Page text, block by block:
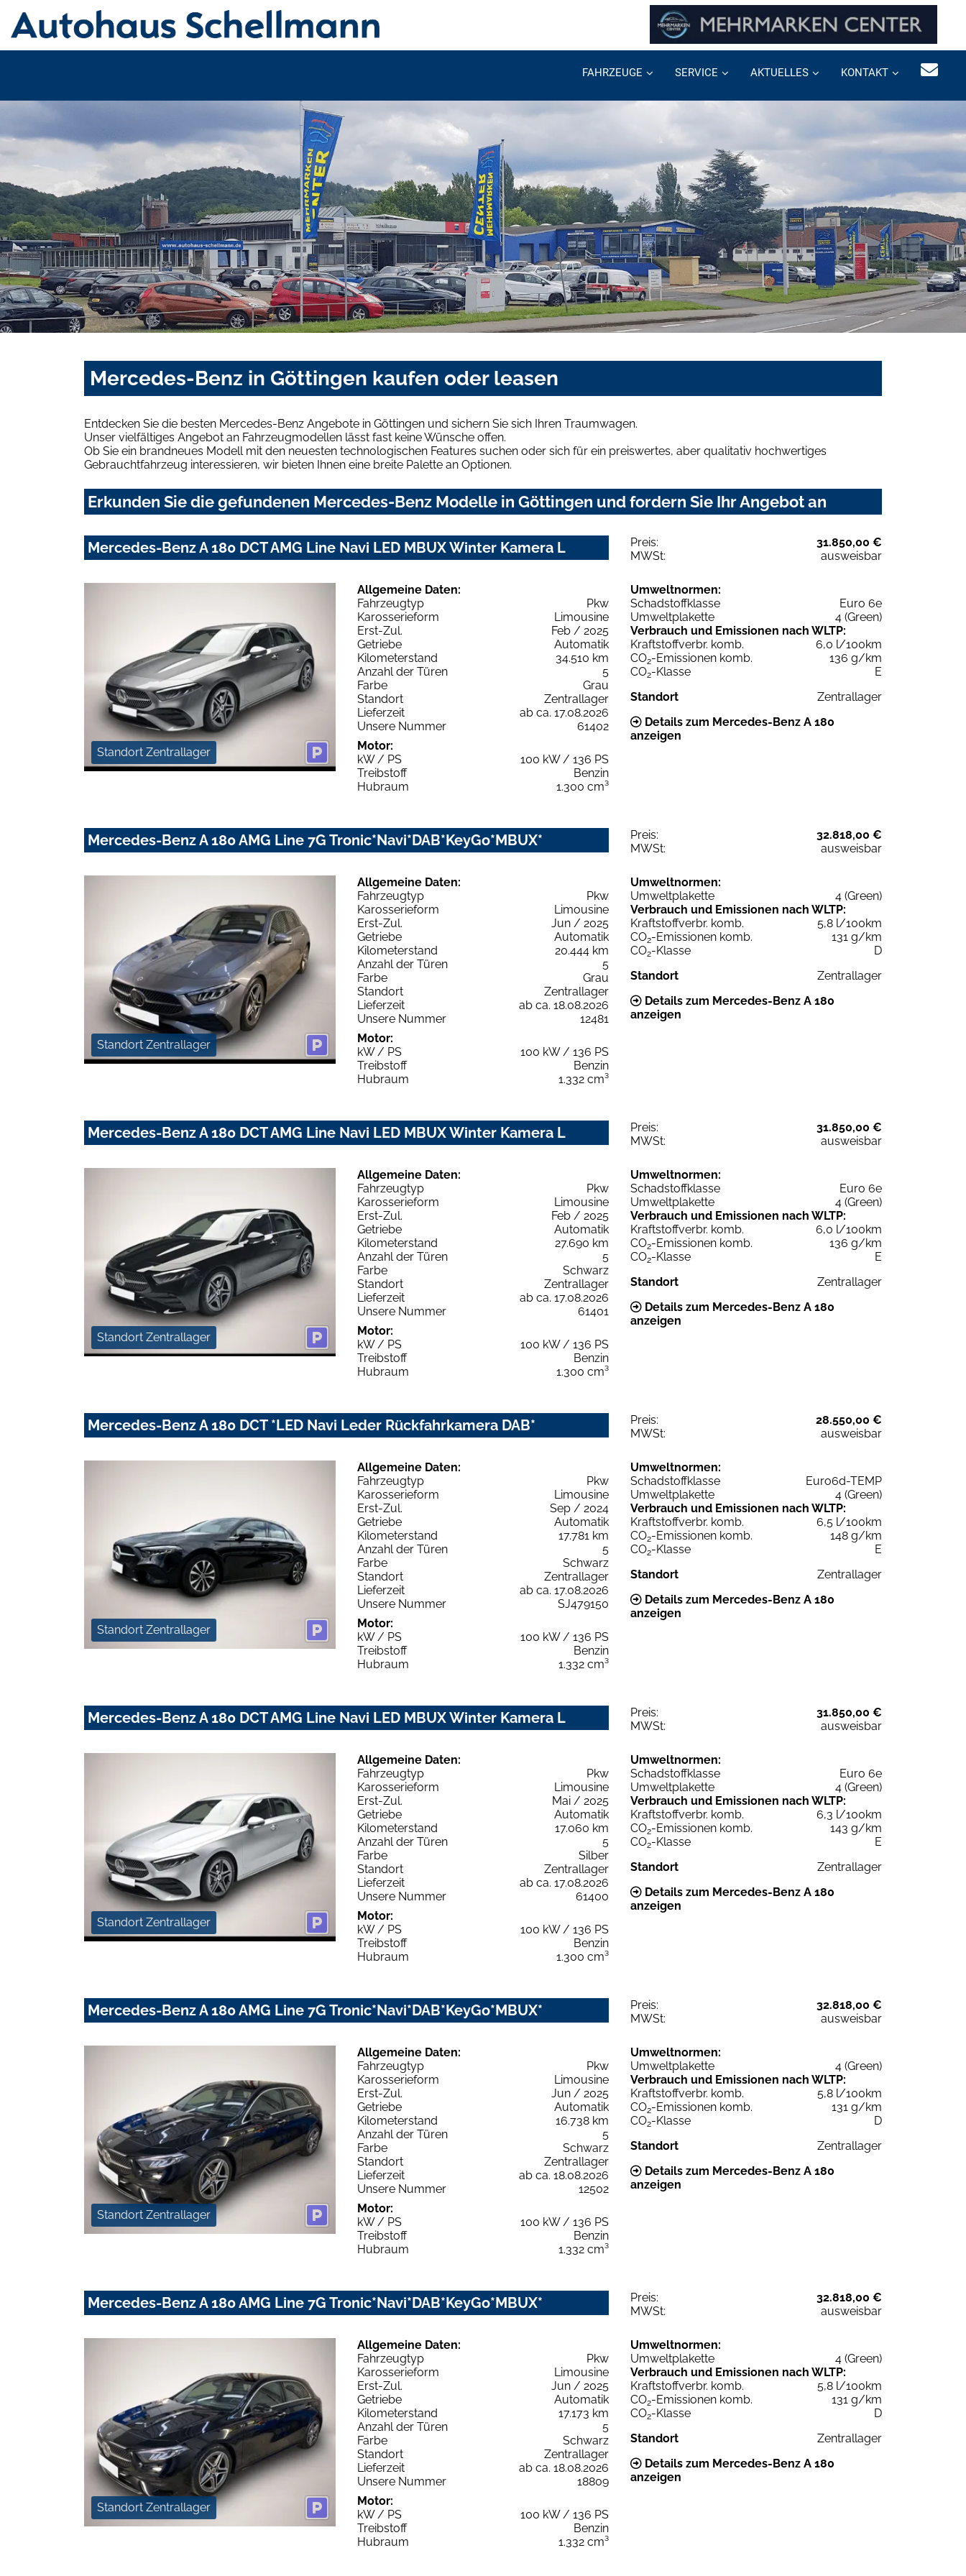
FAHRZEUGE SERVICE AKTUELLES KONTAKT
Mercedes-Benz in Göttingen kaufen oder leasen
Entdecken Sie die besten Mercedes-Benz Angebote in Göttingen und sichern Sie sich Ihren Traumwagen.
Unser vielfältiges Angebot an Fahrzeugmodellen lässt fast keine Wünsche offen.
Ob Sie ein brandneues Modell mit den neuesten technologischen Features suchen oder sich für ein preiswertes, aber qualitativ hochwertiges
Gebrauchtfahrzeug interessieren, wir bieten Ihnen eine breite Palette an Optionen.
Erkunden Sie die gefundenen Mercedes-Benz Modelle in Göttingen und fordern Sie Ihr Angebot an
Mercedes-Benz A 180 DCT AMG Line Navi LED MBUX Winter Kamera L Preis:
31.850,00 €
MWSt:
ausweisbar
Standort Zentrallager
Allgemeine Daten:
Fahrzeugtyp
Pkw
Karosserieform
Limousine
Erst-Zul.
Feb / 2025
Getriebe
Automatik
Kilometerstand
34.510 km
Anzahl der Türen
5
Farbe
Grau
Standort
Zentrallager
Lieferzeit
ab ca. 17.08.2026
Unsere Nummer
61402
Motor:
kW / PS
100 kW / 136 PS
Treibstoff
Benzin
Hubraum
1.300 cm³
Umweltnormen:
Schadstoffklasse
Euro 6e
Umweltplakette
4 (Green)
Verbrauch und Emissionen nach WLTP:
Kraftstoffverbr. komb.
6,0 l/100km
CO2-Emissionen komb.
136 g/km
CO2-Klasse
E
Standort
Zentrallager
Details zum Mercedes-Benz A 180
anzeigen
Mercedes-Benz A 180 AMG Line 7G Tronic*Navi*DAB*KeyGo*MBUX* Preis:
32.818,00 €
MWSt:
ausweisbar
Standort Zentrallager
Allgemeine Daten:
Fahrzeugtyp
Pkw
Karosserieform
Limousine
Erst-Zul.
Jun / 2025
Getriebe
Automatik
Kilometerstand
20.444 km
Anzahl der Türen
5
Farbe
Grau
Standort
Zentrallager
Lieferzeit
ab ca. 18.08.2026
Unsere Nummer
12481
Motor:
kW / PS
100 kW / 136 PS
Treibstoff
Benzin
Hubraum
1.332 cm³
Umweltnormen:
Umweltplakette
4 (Green)
Verbrauch und Emissionen nach WLTP:
Kraftstoffverbr. komb.
5,8 l/100km
CO2-Emissionen komb.
131 g/km
CO2-Klasse
D
Standort
Zentrallager
Details zum Mercedes-Benz A 180
anzeigen
Mercedes-Benz A 180 DCT AMG Line Navi LED MBUX Winter Kamera L Preis:
31.850,00 €
MWSt:
ausweisbar
Standort Zentrallager
Allgemeine Daten:
Fahrzeugtyp
Pkw
Karosserieform
Limousine
Erst-Zul.
Feb / 2025
Getriebe
Automatik
Kilometerstand
27.690 km
Anzahl der Türen
5
Farbe
Schwarz
Standort
Zentrallager
Lieferzeit
ab ca. 17.08.2026
Unsere Nummer
61401
Motor:
kW / PS
100 kW / 136 PS
Treibstoff
Benzin
Hubraum
1.300 cm³
Umweltnormen:
Schadstoffklasse
Euro 6e
Umweltplakette
4 (Green)
Verbrauch und Emissionen nach WLTP:
Kraftstoffverbr. komb.
6,0 l/100km
CO2-Emissionen komb.
136 g/km
CO2-Klasse
E
Standort
Zentrallager
Details zum Mercedes-Benz A 180
anzeigen
Mercedes-Benz A 180 DCT *LED Navi Leder Rückfahrkamera DAB* Preis:
28.550,00 €
MWSt:
ausweisbar
Standort Zentrallager
Allgemeine Daten:
Fahrzeugtyp
Pkw
Karosserieform
Limousine
Erst-Zul.
Sep / 2024
Getriebe
Automatik
Kilometerstand
17.781 km
Anzahl der Türen
5
Farbe
Schwarz
Standort
Zentrallager
Lieferzeit
ab ca. 17.08.2026
Unsere Nummer
SJ479150
Motor:
kW / PS
100 kW / 136 PS
Treibstoff
Benzin
Hubraum
1.332 cm³
Umweltnormen:
Schadstoffklasse
Euro6d-TEMP
Umweltplakette
4 (Green)
Verbrauch und Emissionen nach WLTP:
Kraftstoffverbr. komb.
6,5 l/100km
CO2-Emissionen komb.
148 g/km
CO2-Klasse
E
Standort
Zentrallager
Details zum Mercedes-Benz A 180
anzeigen
Mercedes-Benz A 180 DCT AMG Line Navi LED MBUX Winter Kamera L Preis:
31.850,00 €
MWSt:
ausweisbar
Standort Zentrallager
Allgemeine Daten:
Fahrzeugtyp
Pkw
Karosserieform
Limousine
Erst-Zul.
Mai / 2025
Getriebe
Automatik
Kilometerstand
17.060 km
Anzahl der Türen
5
Farbe
Silber
Standort
Zentrallager
Lieferzeit
ab ca. 17.08.2026
Unsere Nummer
61400
Motor:
kW / PS
100 kW / 136 PS
Treibstoff
Benzin
Hubraum
1.300 cm³
Umweltnormen:
Schadstoffklasse
Euro 6e
Umweltplakette
4 (Green)
Verbrauch und Emissionen nach WLTP:
Kraftstoffverbr. komb.
6,3 l/100km
CO2-Emissionen komb.
143 g/km
CO2-Klasse
E
Standort
Zentrallager
Details zum Mercedes-Benz A 180
anzeigen
Mercedes-Benz A 180 AMG Line 7G Tronic*Navi*DAB*KeyGo*MBUX* Preis:
32.818,00 €
MWSt:
ausweisbar
Standort Zentrallager
Allgemeine Daten:
Fahrzeugtyp
Pkw
Karosserieform
Limousine
Erst-Zul.
Jun / 2025
Getriebe
Automatik
Kilometerstand
16.738 km
Anzahl der Türen
5
Farbe
Schwarz
Standort
Zentrallager
Lieferzeit
ab ca. 18.08.2026
Unsere Nummer
12502
Motor:
kW / PS
100 kW / 136 PS
Treibstoff
Benzin
Hubraum
1.332 cm³
Umweltnormen:
Umweltplakette
4 (Green)
Verbrauch und Emissionen nach WLTP:
Kraftstoffverbr. komb.
5,8 l/100km
CO2-Emissionen komb.
131 g/km
CO2-Klasse
D
Standort
Zentrallager
Details zum Mercedes-Benz A 180
anzeigen
Mercedes-Benz A 180 AMG Line 7G Tronic*Navi*DAB*KeyGo*MBUX* Preis:
32.818,00 €
MWSt:
ausweisbar
Standort Zentrallager
Allgemeine Daten:
Fahrzeugtyp
Pkw
Karosserieform
Limousine
Erst-Zul.
Jun / 2025
Getriebe
Automatik
Kilometerstand
17.173 km
Anzahl der Türen
5
Farbe
Schwarz
Standort
Zentrallager
Lieferzeit
ab ca. 18.08.2026
Unsere Nummer
18809
Motor:
kW / PS
100 kW / 136 PS
Treibstoff
Benzin
Hubraum
1.332 cm³
Umweltnormen:
Umweltplakette
4 (Green)
Verbrauch und Emissionen nach WLTP:
Kraftstoffverbr. komb.
5,8 l/100km
CO2-Emissionen komb.
131 g/km
CO2-Klasse
D
Standort
Zentrallager
Details zum Mercedes-Benz A 180
anzeigen